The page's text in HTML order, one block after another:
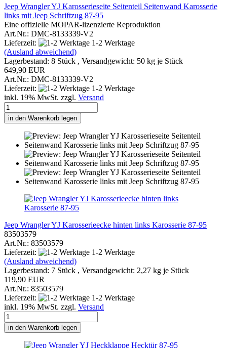
Jeep Wrangler YJ Karosserieseite Seitenteil Seitenwand Karosserie
links mit Jeep Schriftzug 87-95
Eine offizielle MOPAR-lizenzierte Reproduktion
Art.Nr.: DMC-8133339-V2
Lieferzeit:
1-2 Werktage
(Ausland abweichend)
Lagerbestand: 8 Stück , Versandgewicht: 50 kg je Stück
649,90 EUR
Art.Nr.: DMC-8133339-V2
Lieferzeit:
1-2 Werktage
inkl. 19% MwSt. zzgl. Versand
in den Warenkorb legen
Jeep Wrangler YJ Karosserieecke hinten links Karosserie 87-95
83503579
Art.Nr.: 83503579
Lieferzeit:
1-2 Werktage
(Ausland abweichend)
Lagerbestand: 7 Stück , Versandgewicht: 2,27 kg je Stück
119,90 EUR
Art.Nr.: 83503579
Lieferzeit:
1-2 Werktage
inkl. 19% MwSt. zzgl. Versand
in den Warenkorb legen